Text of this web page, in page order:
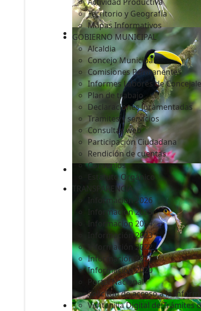
Territorio y Geografía
Mapas Informativos
GOBIERNO MUNICIPAL
Alcaldia
Concejo Municipal
Comisiones Permanentes
Informes Labores de
Plan de trabajo
Declaraciones Juramentadas
Tramites y servicios
Consultas web
Participación Ciudadana
Rendición de cuentas
Convenios
Estatuto Orgánico
TRANSPARENCIA
Informacion 2026
Informacion 2025
Informacion 2024
Información 2023
Información 2022
Información 2021
Información 2020
Portal Nacional
Solicitud de acceso a la
Ventanilla Digital de Trámites